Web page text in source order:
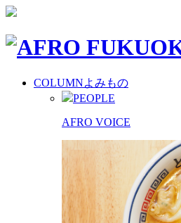
COLUMNよみもの
PEOPLE
AFRO VOICE